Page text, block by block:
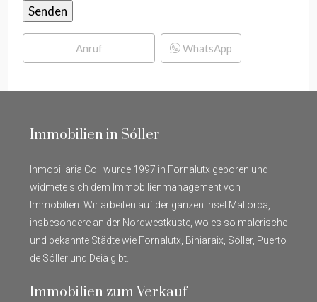
Anruf WhatsApp
Immobilien in Sóller
Inmobiliaria Coll wurde 1997 in Fornalutx geboren und
widmete sich dem Immobilienmanagement von
Immobilien. Wir arbeiten auf der ganzen Insel Mallorca,
insbesondere an der Nordwestküste, wo es so malerische
und bekannte Städte wie Fornalutx, Biniaraix, Sóller, Puerto
de Sóller und Deià gibt.
Immobilien zum Verkauf